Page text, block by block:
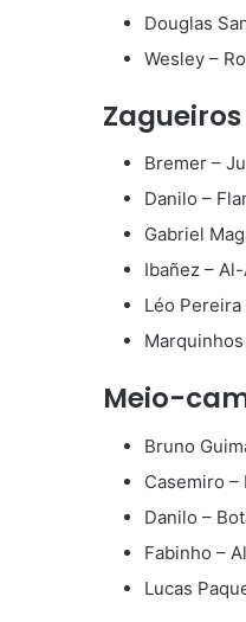
Douglas
Wesley –
Zagueiros
Bremer –
Danilo –
Gabriel
Ibañez –
Léo Pereira
Marquinhos
Meio-
Bruno
Casemiro
Danilo –
Fabinho –
Lucas